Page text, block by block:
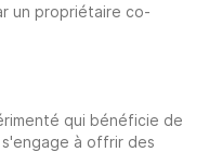
un propriétaire co-
qui bénéficie de
à offrir des